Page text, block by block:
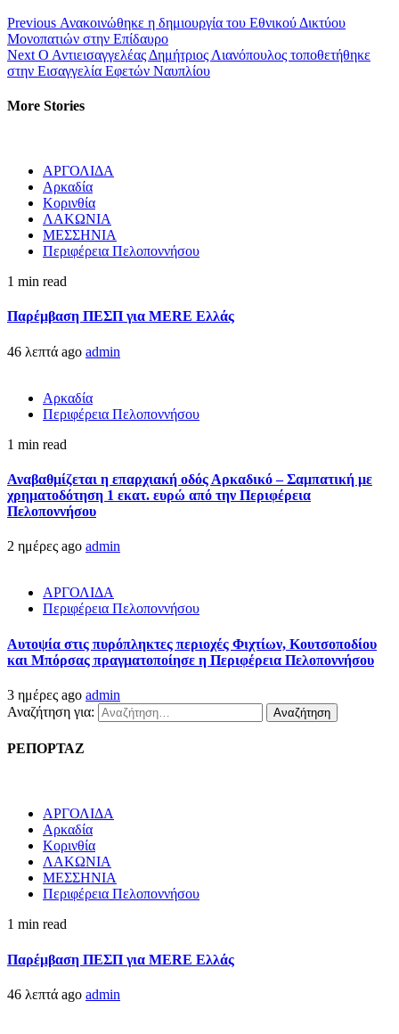
Previous Ανακοινώθηκε η δημιουργία του Εθνικού Δικτύου
Μονοπατιών στην Επίδαυρο
Next Ο Αντιεισαγγελέας Δημήτριος Λιανόπουλος τοποθετήθηκε
στην Εισαγγελία Εφετών Ναυπλίου
More Stories
ΑΡΓΟΛΙΔΑ
Αρκαδία
Κορινθία
ΛΑΚΩΝΙΑ
ΜΕΣΣΗΝΙΑ
Περιφέρεια Πελοποννήσου
1 min read
Παρέμβαση ΠΕΣΠ για MERE Ελλάς
46 λεπτά ago admin
Αρκαδία
Περιφέρεια Πελοποννήσου
1 min read
Αναβαθμίζεται η επαρχιακή οδός Αρκαδικό – Σαμπατική με
χρηματοδότηση 1 εκατ. ευρώ από την Περιφέρεια
Πελοποννήσου
2 ημέρες ago admin
ΑΡΓΟΛΙΔΑ
Περιφέρεια Πελοποννήσου
Αυτοψία στις πυρόπληκτες περιοχές Φιχτίων, Κουτσοποδίου
και Μπόρσας πραγματοποίησε η Περιφέρεια Πελοποννήσου
3 ημέρες ago admin
Αναζήτηση για:
ΡΕΠΟΡΤΑΖ
ΑΡΓΟΛΙΔΑ
Αρκαδία
Κορινθία
ΛΑΚΩΝΙΑ
ΜΕΣΣΗΝΙΑ
Περιφέρεια Πελοποννήσου
1 min read
Παρέμβαση ΠΕΣΠ για MERE Ελλάς
46 λεπτά ago admin